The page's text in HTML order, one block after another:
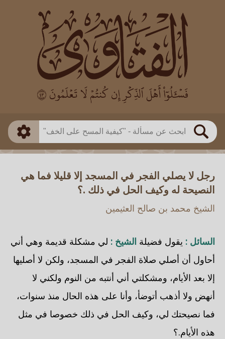
بحث
العالم
بن باز
بن العثيمين
اللجنة الدائمة
طريقة البحث
ذكي
رجل لا يصلي الفجر في المسجد إلا قليلا فما هي
النصيحة له وكيف الحل في ذلك .؟
الشيخ محمد بن صالح العثيمين
السائل : يقول فضيلة الشيخ : لي مشكلة قديمة وهي أني
أحاول أن أصلي صلاة الفجر في المسجد، ولكن لا أصليها
إلا بعد الأيام، ومشكلتي أني أنتبه من النوم ولكني لا
أنهض ولا أذهب أتوضأ، وأنا على هذه الحال منذ سنوات،
فما نصيحتك لي، وكيف الحل في ذلك خصوصا في مثل
هذه الأيام.؟